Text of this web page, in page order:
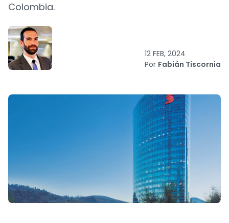
Colombia.
12 FEB, 2024
Por Fabián Tiscornia